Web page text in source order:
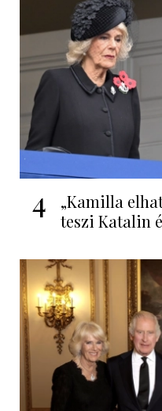
4
„Kamilla
teszi Katalin